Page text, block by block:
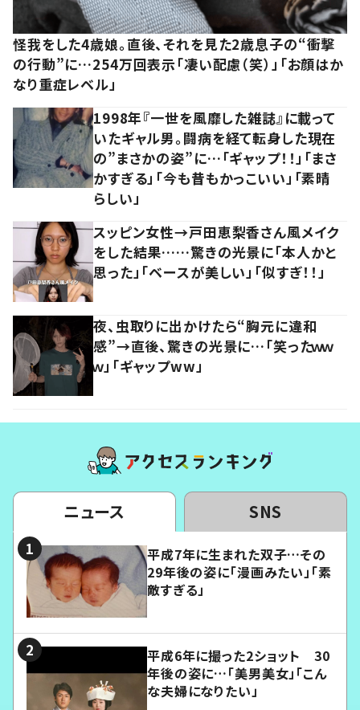
怪我をした4歳娘。直後、それを見た2歳息子の“衝撃
の行動”に…254万回表示「凄い配慮（笑）」「お顔はか
なり重症レベル」
1998年『一世を風靡した雑誌』に載って
いたギャル男。闘病を経て転身した現在
の”まさかの姿”に…「ギャップ！！」「まさ
かすぎる」「今も昔もかっこいい」「素晴
らしい」
スッピン女性→戸田恵梨香さん風メイク
をした結果……驚きの光景に「本人かと
思った」「ベースが美しい」「似すぎ！！」
夜、虫取りに出かけたら“胸元に違和
感”→直後、驚きの光景に…「笑ったｗｗ
ｗ」「ギャップww」
ニュース SNS
平成7年に生まれた双子…その
29年後の姿に「漫画みたい」「素
敵すぎる」
平成6年に撮った2ショット 30
年後の姿に…「美男美女」「こん
な夫婦になりたい」